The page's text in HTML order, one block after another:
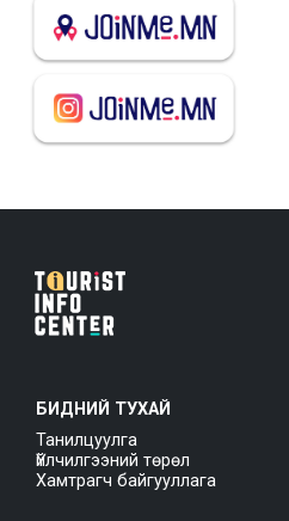
БИДНИЙ ТУХАЙ
Танилцуулга
Үйлчилгээний төрөл
Хамтрагч байгууллага